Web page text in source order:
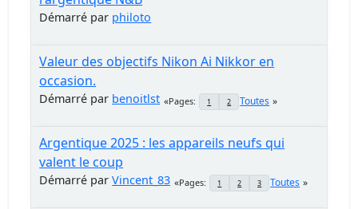
Démarré par philoto
Valeur des objectifs Nikon Ai Nikkor en
occasion.
Démarré par benoitlst Pages 1 2 Toutes
Argentique 2025 : les appareils neufs qui
valent le coup
Démarré parVincent_83 Pages 1 2 3 Toutes